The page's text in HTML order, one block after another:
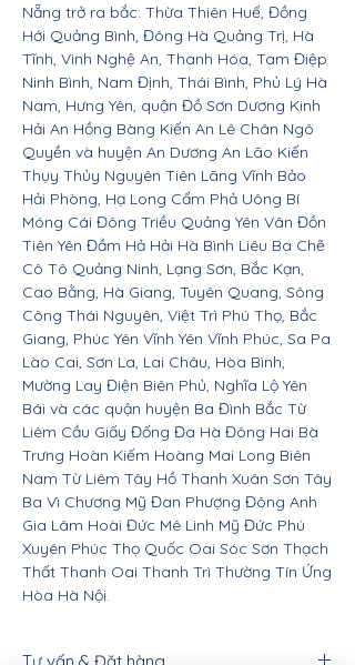
Nẵng trở ra bắc: Thừa Thiên Huế, Đồng
Hới Quảng Bình, Đông Hà Quảng Trị, Hà
Tĩnh, Vinh Nghệ An, Thanh Hóa, Tam Điệp
Ninh Bình, Nam Định, Thái Bình, Phủ Lý Hà
Nam, Hưng Yên, quận Đồ Sơn Dương Kinh
Hải An Hồng Bàng Kiến An Lê Chân Ngô
Quyền và huyện An Dương An Lão Kiến
Thụy Thủy Nguyên Tiên Lãng Vĩnh Bảo
Hải Phòng, Hạ Long Cẩm Phả Uông Bí
Móng Cái Đông Triều Quảng Yên Vân Đồn
Tiên Yên Đầm Hả Hải Hà Bình Liêu Ba Chẽ
Cô Tô Quảng Ninh, Lạng Sơn, Bắc Kạn,
Cao Bằng, Hà Giang, Tuyên Quang, Sông
Công Thái Nguyên, Việt Trì Phú Thọ, Bắc
Giang, Phúc Yên Vĩnh Yên Vĩnh Phúc, Sa Pa
Lào Cai, Sơn La, Lai Châu, Hòa Bình,
Mường Lay Điện Biên Phủ, Nghĩa Lộ Yên
Bái và các quận huyện Ba Đình Bắc Từ
Liêm Cầu Giấy Đống Đa Hà Đông Hai Bà
Trưng Hoàn Kiếm Hoàng Mai Long Biên
Nam Từ Liêm Tây Hồ Thanh Xuân Sơn Tây
Ba Vì Chương Mỹ Đan Phượng Đông Anh
Gia Lâm Hoài Đức Mê Linh Mỹ Đức Phú
Xuyên Phúc Thọ Quốc Oai Sóc Sơn Thạch
Thất Thanh Oai Thanh Trì Thường Tín Ứng
Hòa Hà Nội.